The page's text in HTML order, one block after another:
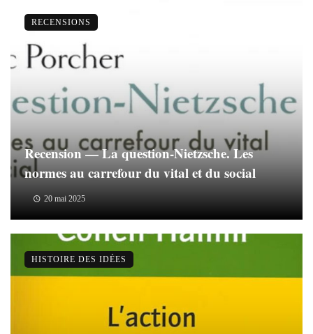
Recension — La question-Nietzsche. Les
normes au carrefour du vital et du social
20 mai 2025
RECENSIONS
HISTOIRE DES IDÉES